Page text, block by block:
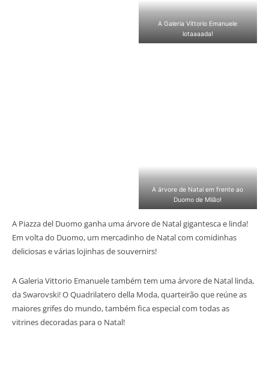
A Galeria Vittorio Emanuele
lotaaaada!
A árvore de Natal em frente ao
Duomo de Milão!
A Piazza del Duomo ganha uma árvore de Natal gigantesca e linda!
Em volta do Duomo, um mercadinho de Natal com comidinhas
deliciosas e várias lojinhas de souvernirs!
A Galeria Vittorio Emanuele também tem uma árvore de Natal linda,
da Swarovski! O Quadrilatero della Moda, quarteirão que reúne as
maiores grifes do mundo, também fica especial com todas as
vitrines decoradas para o Natal!